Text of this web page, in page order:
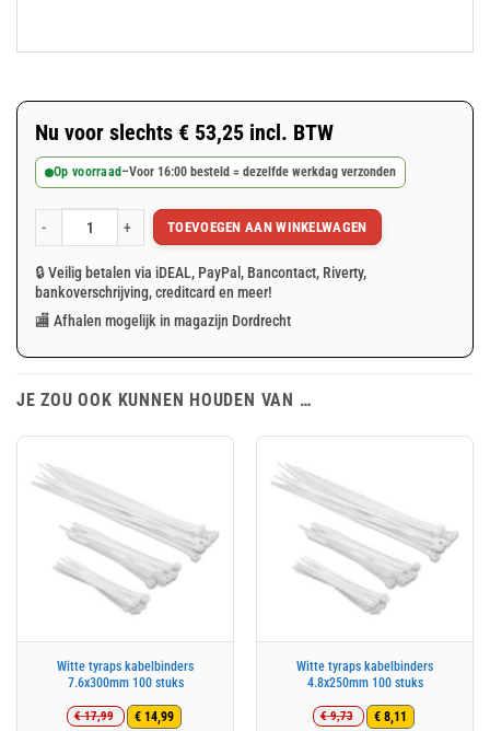
Nu voor slechts € 53,25 incl. BTW
Op voorraad –Voor 16:00 besteld = dezelfde werkdag verzonden
Groen steigernet 3.07x25m 75gr/m² aantal
TOEVOEGEN AAN WINKELWAGEN
🔒 Veilig betalen via iDEAL, PayPal, Bancontact, Riverty,
bankoverschrijving, creditcard en meer!
🏬 Afhalen mogelijk in magazijn Dordrecht
JE ZOU OOK KUNNEN HOUDEN VAN …
Witte tyraps kabelbinders
7.6x300mm 100 stuks
€17,99
€ 14,99
Witte tyraps kabelbinders
4.8x250mm 100 stuks
€9,73
€ 8,11